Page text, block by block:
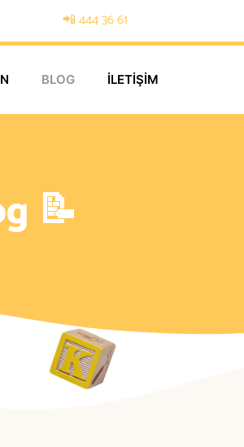
📲 444 36 61
BLOG İLETIŞIM
📝